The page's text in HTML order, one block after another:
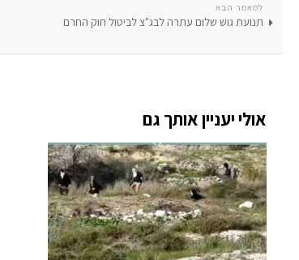
למאמר הבא
תנועת גוש שלום עתרה לבג"צ לביטול חוק החרם
אולי יעניין אותך גם